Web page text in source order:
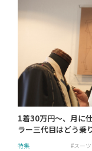
1着30万円～、月に
ラー三代目はどう乗
特集 スーツ